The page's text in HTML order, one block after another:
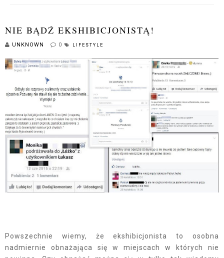
NIE BĄDŹ EKSHIBICJONISTĄ!
UNKNOWN 0 LIFESTYLE
Powszechnie wiemy, że ekshibicjonista to osobna
nadmiernie obnażająca się w miejscach w których nie